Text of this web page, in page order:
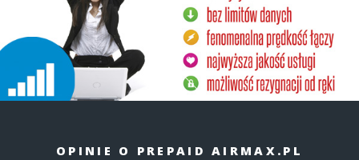
OPINIE O PREPAID AIRMAX.PL